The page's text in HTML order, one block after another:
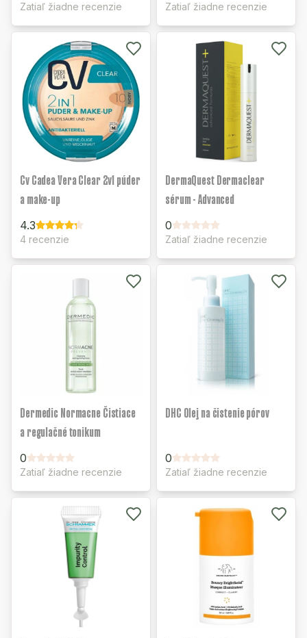
Zatiaľ žiadne recenzie Zatiaľ žiadne recenzie
Cv Cadea Vera Clear 2v1 púder
a make-up
4.3
4 recenzie
DermaQuest Dermaclear
sérum - Advanced
0
Zatiaľ žiadne recenzie
Dermedic Normacne Čistiace
a regulačné tonikum
0
Zatiaľ žiadne recenzie
DHC Olej na čistenie pórov
0
Zatiaľ žiadne recenzie